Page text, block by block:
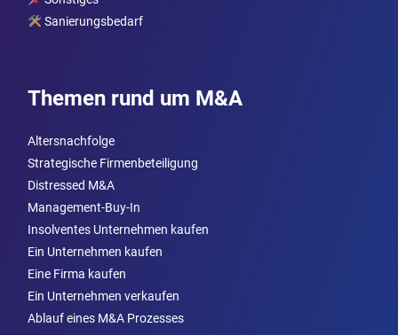
Sanierungsbedarf
Themen rund um M&A
Altersnachfolge
Strategische Firmenbeteiligung
Distressed M&A
Management-Buy-In
Insolventes Unternehmen kaufen
Ein Unternehmen kaufen
Eine Firma kaufen
Ein Unternehmen verkaufen
Ablauf eines M&A Prozesses